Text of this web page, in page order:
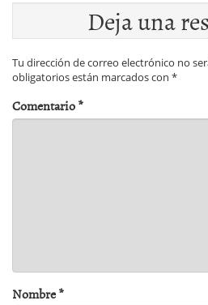
Deja una
Tu dirección de correo electrónico no
obligatorios están marcados con *
Comentario*
Nombre*